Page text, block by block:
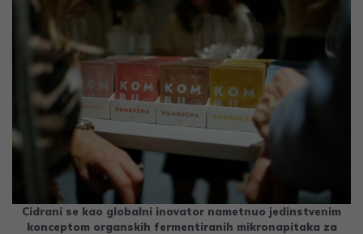
Cidrani se kao globalni inovator nametnuo jedinstvenim
konceptom organskih fermentiranih mikronapitaka za